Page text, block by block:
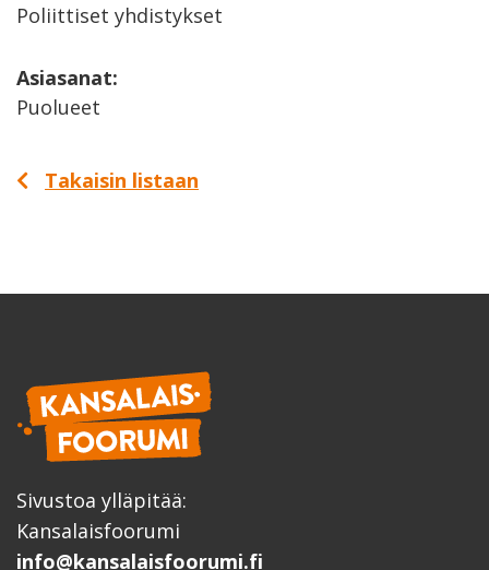
Poliittiset yhdistykset
Asiasanat:
Puolueet
Takaisin listaan
Sivustoa ylläpitää:
Kansalaisfoorumi
info@kansalaisfoorumi.fi